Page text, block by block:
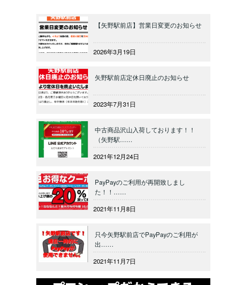
【矢野駅前店】営業日変更のお知らせ
2026年3月19日
矢野駅前店定休日廃止のお知らせ
2023年7月31日
中古商品沢山入荷しております！！
（矢野駅……
2021年12月24日
PayPayのご利用が再開致しまし
た！！……
2021年11月8日
只今矢野駅前店でPayPayのご利用が
出……
2021年11月7日